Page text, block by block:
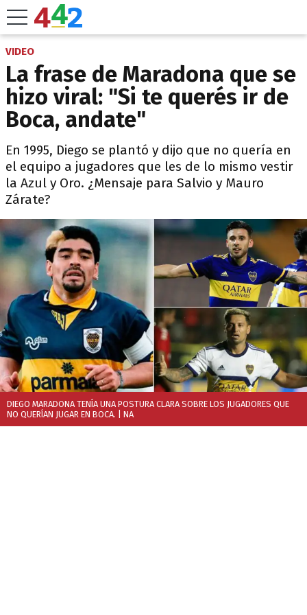
VIDEO
La frase de Maradona que se
hizo viral: "Si te querés ir de
Boca, andate"
En 1995, Diego se plantó y dijo que no quería en
el equipo a jugadores que les de lo mismo vestir
la Azul y Oro. ¿Mensaje para Salvio y Mauro
Zárate?
DIEGO MARADONA TENÍA UNA POSTURA CLARA SOBRE LOS JUGADORES QUE
NO QUERÍAN JUGAR EN BOCA.
| NA